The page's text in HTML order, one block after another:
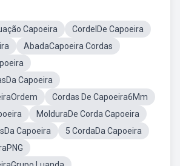
Capoeira
CordelDe Capoeira
AbadaCapoeira Cordas
Capoeira
Cordas De Capoeira6Mm
MolduraDe Corda Capoeira
Capoeira
5 CordaDa Capoeira